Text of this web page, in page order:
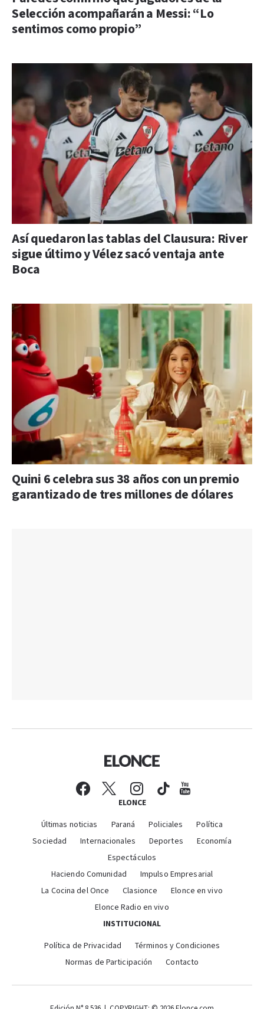
Selección acompañarán a Messi: “Lo
sentimos como propio”
Así quedaron las tablas del Clausura: River
sigue último y Vélez sacó ventaja ante
Boca
Quini 6 celebra sus 38 años con un premio
garantizado de tres millones de dólares
ELONCE
Últimas noticias Paraná Policiales
Política
Sociedad
Internacionales Deportes
Economía
Espectáculos
Haciendo Comunidad
Impulso Empresarial
La Cocina del Once
Clasionce
Elonce en vivo
Elonce Radio en vivo
INSTITUCIONAL
Política de Privacidad
Términos y Condiciones
Normas de Participación
Contacto